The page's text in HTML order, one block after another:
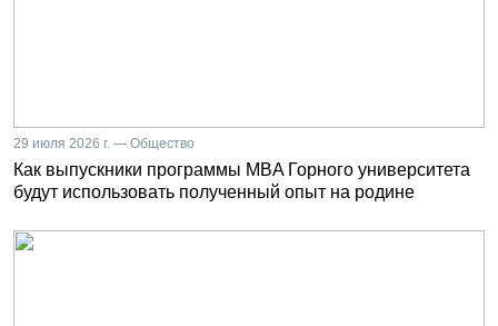
29 июля 2026 г. — Общество
Как выпускники программы MBA Горного университета
будут использовать полученный опыт на родине